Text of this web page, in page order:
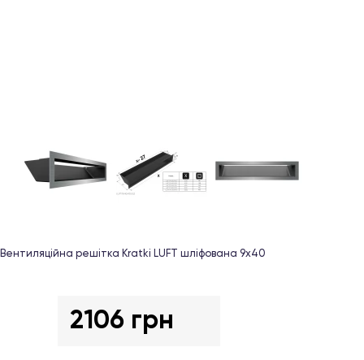
Вентиляційна решітка Kratki LUFT шліфована 9х40
2106 грн